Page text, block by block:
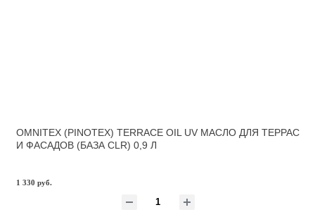
OMNITEX (PINOTEX) TERRACE OIL UV МАСЛО ДЛЯ ТЕРРАС
И ФАСАДОВ (БАЗА CLR) 0,9 Л
1 330 руб.